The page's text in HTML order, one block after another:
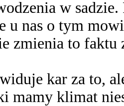
w
u nas o tym
zmienia to faktu
kar za to,
mamy klimat